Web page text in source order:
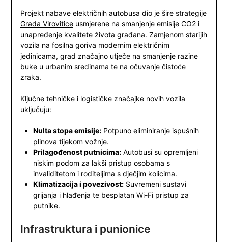
Projekt nabave električnih autobusa dio je šire strategije
Grada Viroviticeusmjerene na smanjenje emisije CO2 i
unapređenje kvalitete života građana. Zamjenom starijih
vozila na fosilna goriva modernim električnim
jedinicama, grad značajno utječe na smanjenje razine
buke u urbanim sredinama te na očuvanje čistoće
zraka.
Ključne tehničke i logističke značajke novih vozila
uključuju:
Nulta stopa emisije:Potpuno eliminiranje ispušnih
plinova tijekom vožnje.
Prilagođenost putnicima:Autobusi su opremljeni
niskim podom za lakši pristup osobama s
invaliditetom i roditeljima s dječjim kolicima.
Klimatizacija i povezivost:Suvremeni sustavi
grijanja i hlađenja te besplatan Wi-Fi pristup za
putnike.
Infrastruktura i punionice